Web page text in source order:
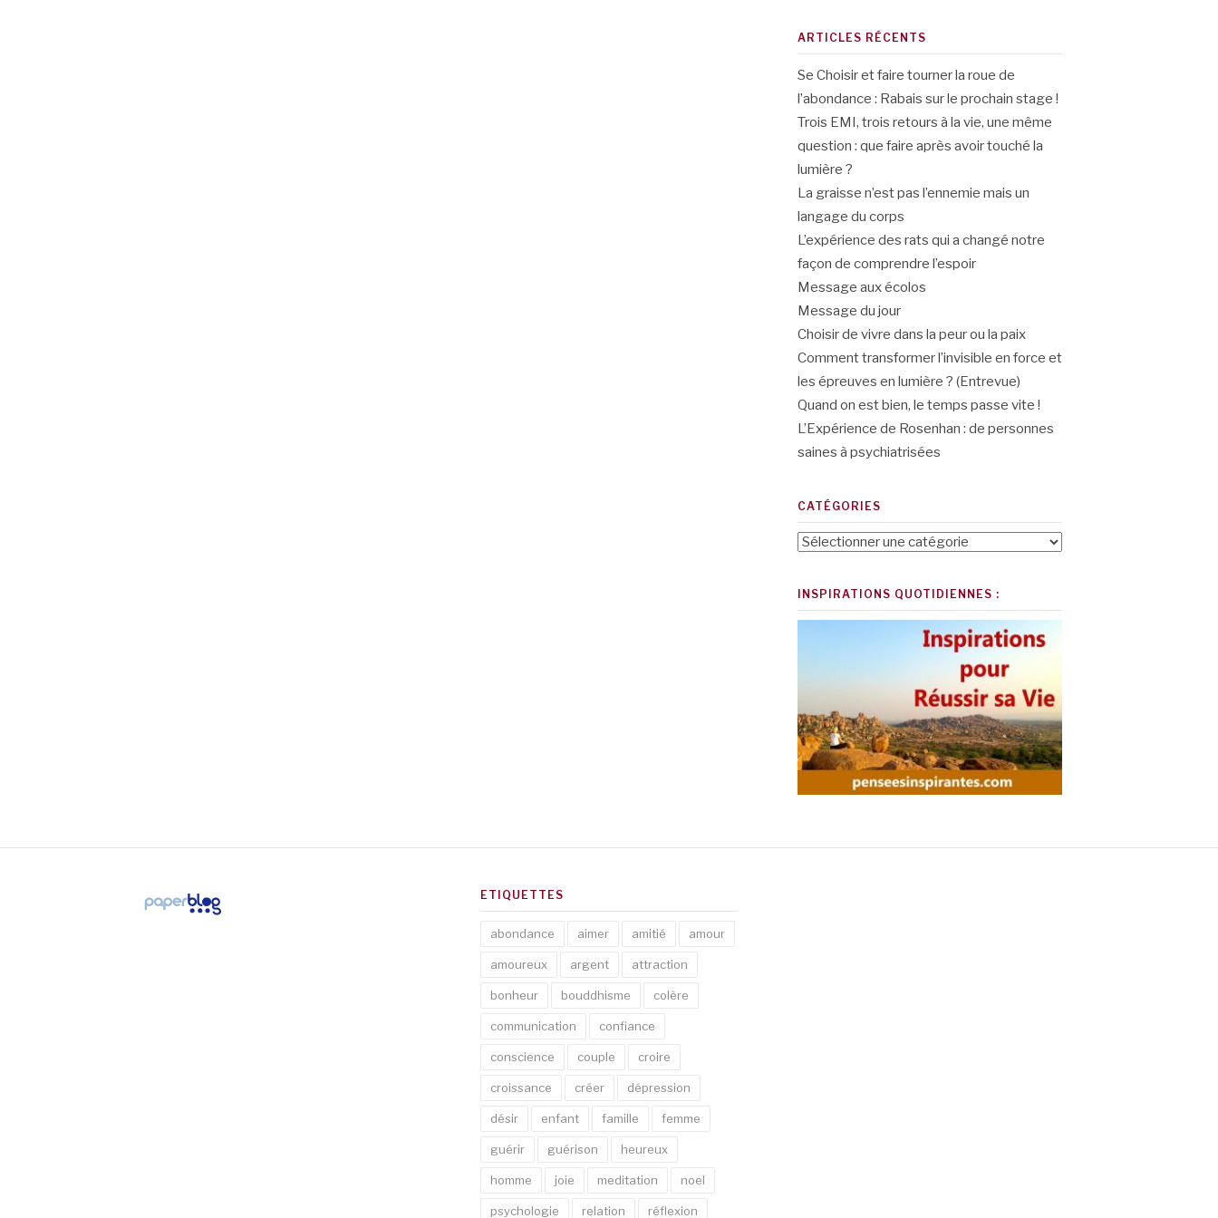
ARTICLES RÉCENTS
Se Choisir et faire tourner la roue de
l’abondance : Rabais sur le prochain stage !
Trois EMI, trois retours à la vie, une même
question : que faire après avoir touché la
lumière ?
La graisse n’est pas l’ennemie mais un
langage du corps
L’expérience des rats qui a changé notre
façon de comprendre l’espoir
Message aux écolos
Message du jour
Choisir de vivre dans la peur ou la paix
Comment transformer l’invisible en force et
les épreuves en lumière ? (Entrevue)
Quand on est bien, le temps passe vite !
L’Expérience de Rosenhan : de personnes
saines à psychiatrisées
CATÉGORIES
Catégories
INSPIRATIONS QUOTIDIENNES :
ETIQUETTES
abondance aimer amitié amour
amoureux argent attraction
bonheur bouddhisme colère
communication confiance
conscience couple croire
croissance créer dépression
désir enfant famille femme
guérir guérison heureux
homme joie meditation noel
psychologie relation réflexion